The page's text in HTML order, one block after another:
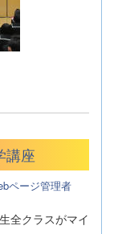
座
ページ管理者
全クラスがマイ